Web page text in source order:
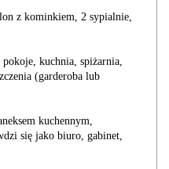
z kominkiem, 2 sypialnie,
pokoje, kuchnia, spiżarnia,
(garderoba lub
kuchennym,
się jako biuro, gabinet,